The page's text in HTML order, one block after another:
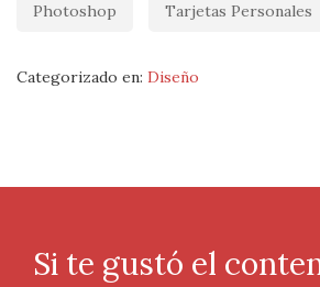
Photoshop Tarjetas Personales
Categorizado en: Diseño
Si te gustó el